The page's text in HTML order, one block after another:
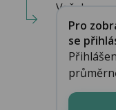
Vašeho
Pro
se